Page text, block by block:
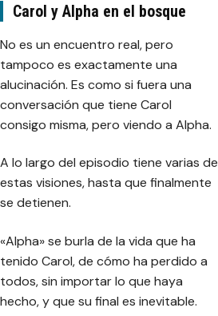
Carol y Alpha en el bosque
No es un encuentro real, pero
tampoco es exactamente una
alucinación. Es como si fuera una
conversación que tiene Carol
consigo misma, pero viendo a Alpha.
A lo largo del episodio tiene varias de
estas visiones, hasta que finalmente
se detienen.
«Alpha» se burla de la vida que ha
tenido Carol, de cómo ha perdido a
todos, sin importar lo que haya
hecho, y que su final es inevitable.